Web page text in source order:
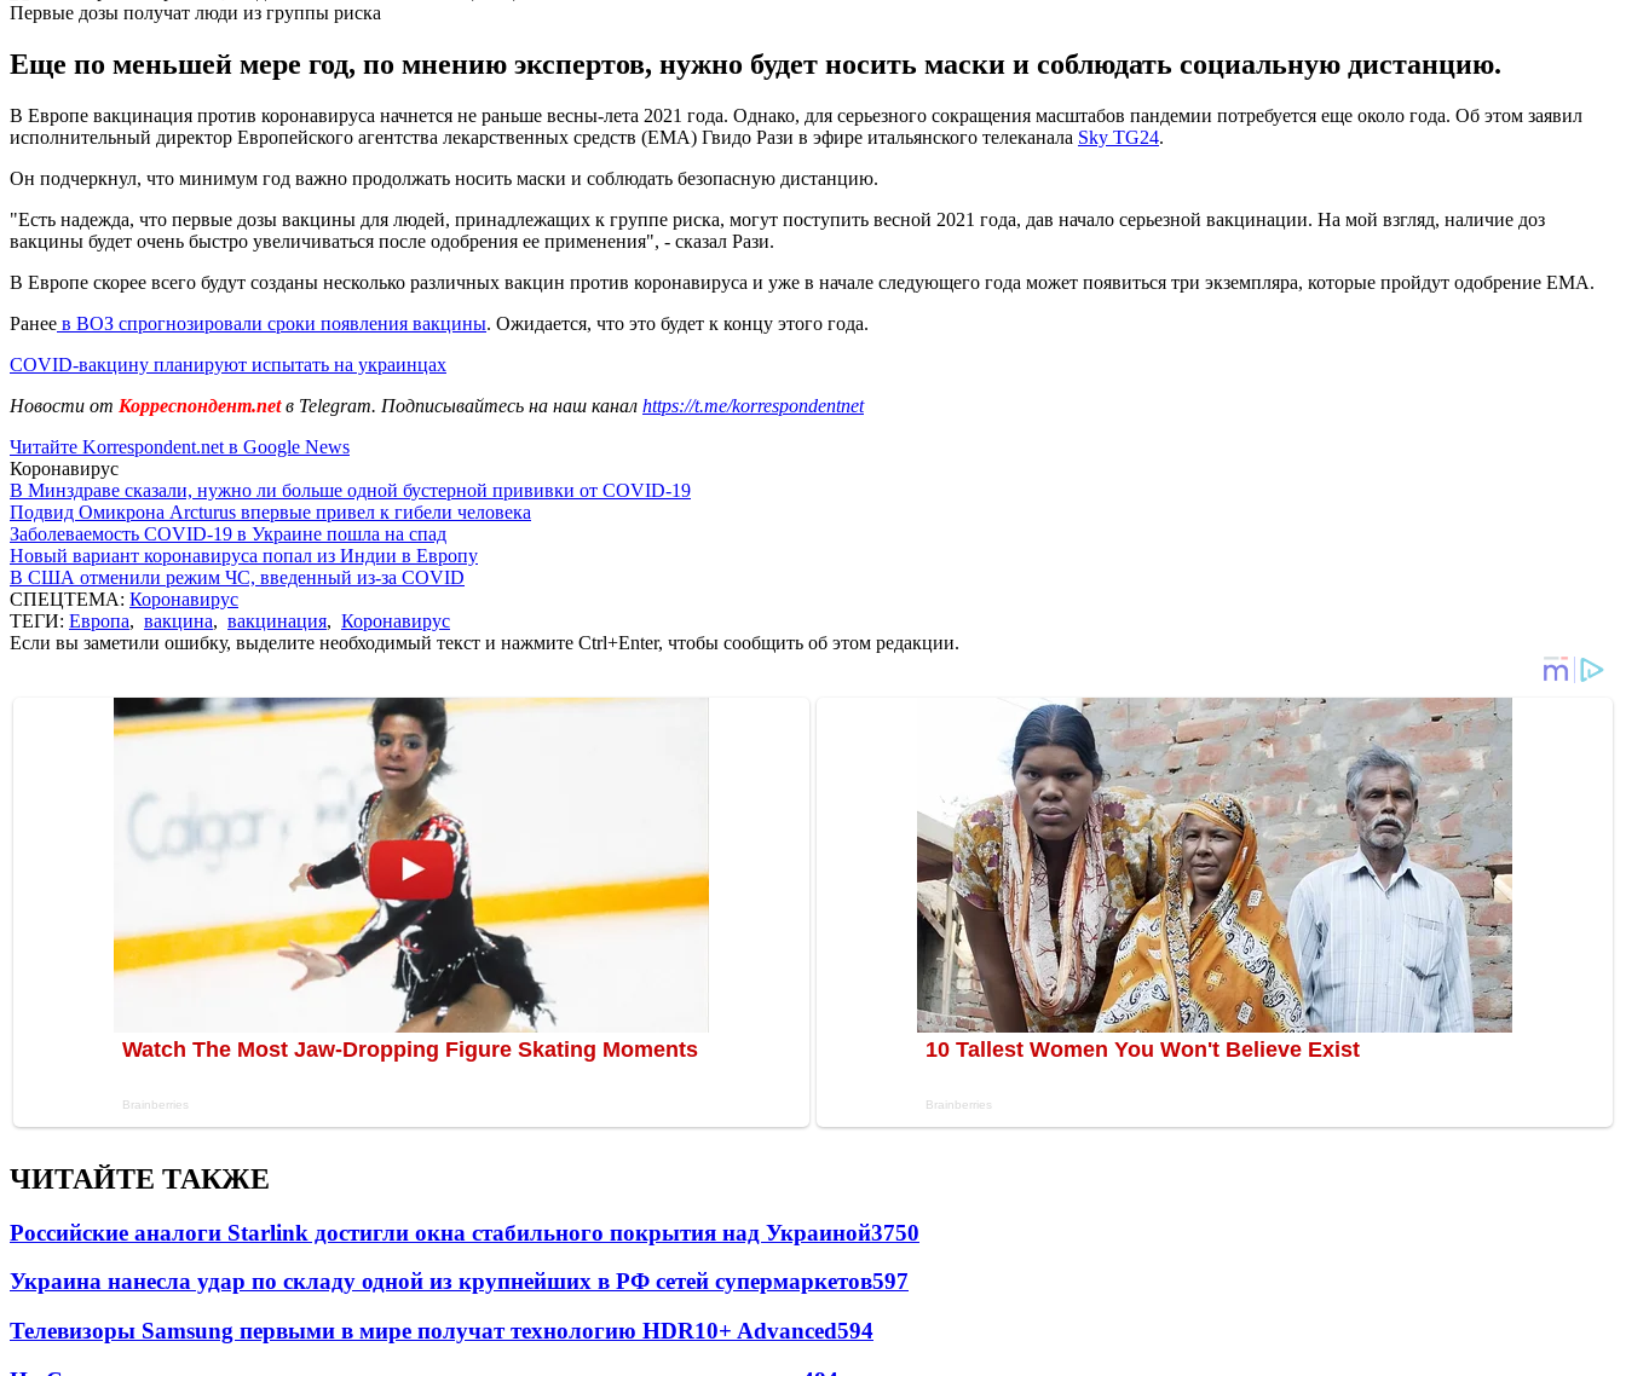
Первые дозы получат люди из группы риска
Еще по меньшей мере год, по мнению экспертов, нужно будет носить маски и соблюдать социальную дистанцию.
В Европе вакцинация против коронавируса начнется не раньше весны-лета 2021 года. Однако, для серьезного сокращения масштабов пандемии потребуется еще около года. Об этом заявил
исполнительный директор Европейского агентства лекарственных средств (ЕМА) Гвидо Рази в эфире итальянского телеканала Sky TG24.
Он подчеркнул, что минимум год важно продолжать носить маски и соблюдать безопасную дистанцию.
"Есть надежда, что первые дозы вакцины для людей, принадлежащих к группе риска, могут поступить весной 2021 года, дав начало серьезной вакцинации. На мой взгляд, наличие доз
вакцины будет очень быстро увеличиваться после одобрения ее применения", - сказал Рази.
В Европе скорее всего будут созданы несколько различных вакцин против коронавируса и уже в начале следующего года может появиться три экземпляра, которые пройдут одобрение ЕМА.
Ранее в ВОЗ спрогнозировали сроки появления вакцины. Ожидается, что это будет к концу этого года.
COVID-вакцину планируют испытать на украинцах
Новости от Корреспондент.netв Telegram. Подписывайтесь на наш канал https://t.me/korrespondentnet
Читайте Korrespondent.net в Google News
Коронавирус
В Минздраве сказали, нужно ли больше одной бустерной прививки от COVID-19
Подвид Омикрона Arcturus впервые привел к гибели человека
Заболеваемость COVID-19 в Украине пошла на спад
Новый вариант коронавируса попал из Индии в Европу
В США отменили режим ЧС, введенный из-за COVID
СПЕЦТЕМА: Коронавирус
ТЕГИ: Европа, вакцина, вакцинация, Коронавирус
Если вы заметили ошибку, выделите необходимый текст и нажмите Ctrl+Enter, чтобы сообщить об этом редакции.
ЧИТАЙТЕ ТАКЖЕ
Российские аналоги Starlink достигли окна стабильного покрытия над Украиной3750
Украина нанесла удар по складу одной из крупнейших в РФ сетей супермаркетов597
Телевизоры Samsung первыми в мире получат технологию HDR10+ Advanced594